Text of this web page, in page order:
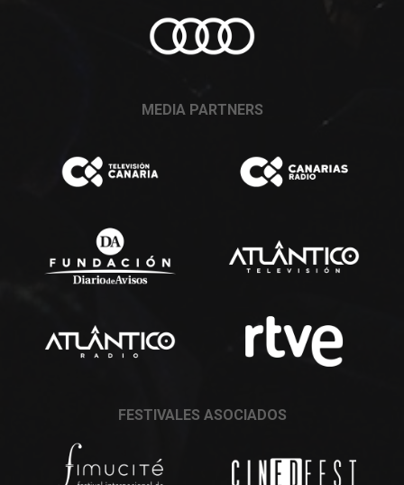
MEDIA PARTNERS
FESTIVALES ASOCIADOS